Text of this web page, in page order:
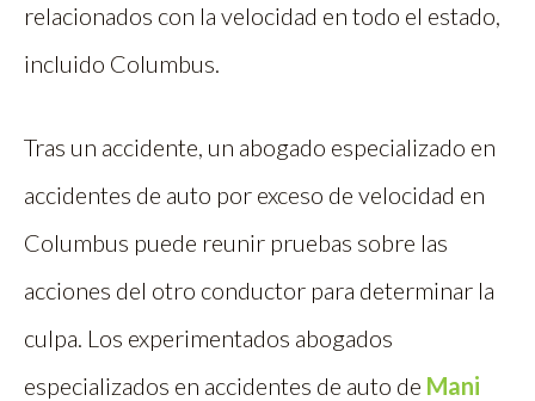
relacionados con la velocidad en todo el estado,
incluido Columbus.
Tras un accidente, un abogado especializado en
accidentes de auto por exceso de velocidad en
Columbus puede reunir pruebas sobre las
acciones del otro conductor para determinar la
culpa. Los experimentados abogados
especializados en accidentes de auto de Mani